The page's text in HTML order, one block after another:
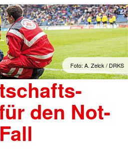
Foto: A. Zelck / DRKS
den Not-
Fall